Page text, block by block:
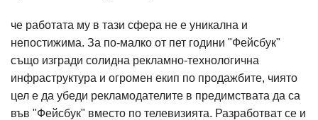
че работата му в тази сфера не е уникална и
непостижима. За по-малко от пет години "Фейсбук"
също изгради солидна рекламно-технологична
инфраструктура и огромен екип по продажбите, чиято
цел е да убеди рекламодателите в предимствата да са
във "Фейсбук" вместо по телевизията. Разработват се и